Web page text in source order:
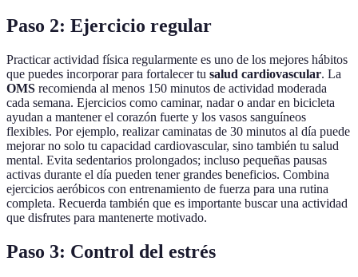
Paso 2: Ejercicio regular
Practicar actividad física regularmente es uno de los mejores hábitos
que puedes incorporar para fortalecer tu salud cardiovascular. La
OMS recomienda al menos 150 minutos de actividad moderada
cada semana. Ejercicios como caminar, nadar o andar en bicicleta
ayudan a mantener el corazón fuerte y los vasos sanguíneos
flexibles. Por ejemplo, realizar caminatas de 30 minutos al día puede
mejorar no solo tu capacidad cardiovascular, sino también tu salud
mental. Evita sedentarios prolongados; incluso pequeñas pausas
activas durante el día pueden tener grandes beneficios. Combina
ejercicios aeróbicos con entrenamiento de fuerza para una rutina
completa. Recuerda también que es importante buscar una actividad
que disfrutes para mantenerte motivado.
Paso 3: Control del estrés